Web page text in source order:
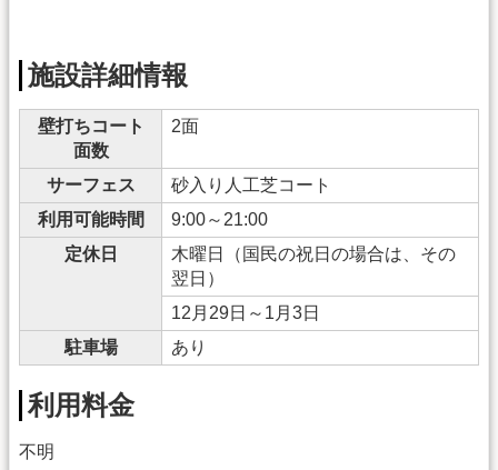
施設詳細情報
壁打ちコート
面数
2面
サーフェス
砂入り人工芝コート
利用可能時間
9:00～21:00
定休日
木曜日（国民の祝日の場合は、その
翌日）
12月29日～1月3日
駐車場
あり
利用料金
不明